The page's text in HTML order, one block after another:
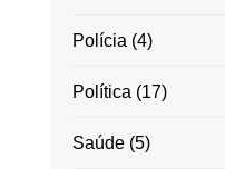
Polícia (4)
Política (17)
Saúde (5)